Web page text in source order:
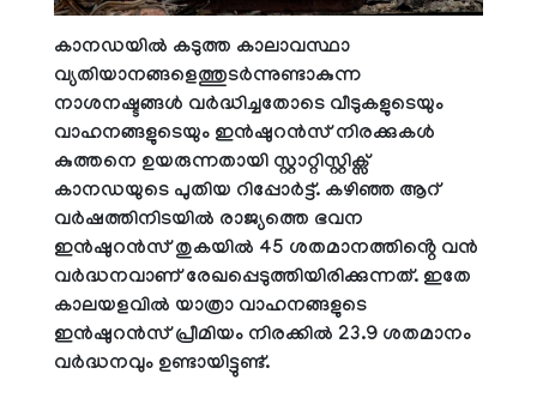
കാനഡയിൽ കടുത്ത കാലാവസ്ഥാ
വ്യതിയാനങ്ങളെത്തുടർന്നുണ്ടാകുന്ന
നാശനഷ്ടങ്ങൾ വർദ്ധിച്ചതോടെ വീടുകളുടെയും
വാഹനങ്ങളുടെയും ഇൻഷുറൻസ് നിരക്കുകൾ
കുത്തനെ ഉയരുന്നതായി സ്റ്റാറ്റിസ്റ്റിക്സ്
കാനഡയുടെ പുതിയ റിപ്പോർട്ട്. കഴിഞ്ഞ ആറ്
വർഷത്തിനിടയിൽ രാജ്യത്തെ ഭവന
ഇൻഷുറൻസ് തുകയിൽ 45 ശതമാനത്തിൻ്റെ വൻ
വർദ്ധനവാണ് രേഖപ്പെടുത്തിയിരിക്കുന്നത്. ഇതേ
കാലയളവിൽ യാത്രാ വാഹനങ്ങളുടെ
ഇൻഷുറൻസ് പ്രീമിയം നിരക്കിൽ 23.9 ശതമാനം
വർദ്ധനവും ഉണ്ടായിട്ടുണ്ട്.